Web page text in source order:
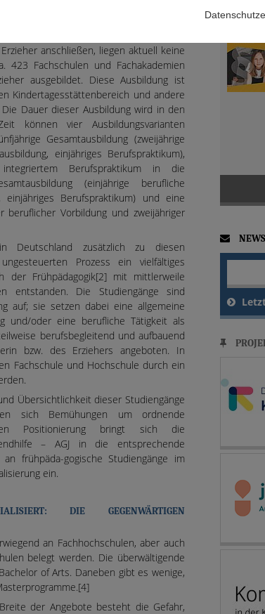
Sozialassistent oder Sozial-
der Absolventinnen und Absolventen,
zweijährige Ausbildung eine
anschließen, liegen aktuell keine
423 Fachschulen und Fachakademien
ausgebildet. Diese Ausbildung ist
Kindertagesstättenbereich und andere
Dauer dieser Ausbildung wird in den
können vier Ausbildungsvarianten
Gesamtausbildung (zweijährige
einjähriges Berufspraktikum),
Berufspraktikum in die
(einjährige berufliche
einjähriges Berufspraktikum) und eine
beruflicher Vorbildung und zweijähriger
zusätzlich zu diesen
Prozess ein vielfältiges
der Frühpädagogik[2] mit mittlerweile
entstanden. Die Studiengänge sind
auf; sie setzen dabei eine allgemeine
und/oder eine berufliche Tätigkeit als
berufsbegleitend und aufbauend
bzw. des Erziehers angeboten. In
Fachschule und Hochschule durch ein
Übersichtlichkeit dieser Studiengänge
sich Bemühungen um ordnende
Positionierung bringt sich die
– AGJ in die entsprechende
frühpäda-gogische Studiengänge im
ein.
DIE GEGENWÄRTIGEN
an Fachhochschulen, aber auch
belegt werden. Die überwältigende
of Arts. Daneben gibt es wenige,
der Angebote besteht die Gefahr,